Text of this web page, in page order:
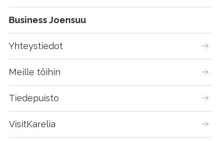
Business Joensuu
Yhteystiedot
Meille töihin
Tiedepuisto
VisitKarelia